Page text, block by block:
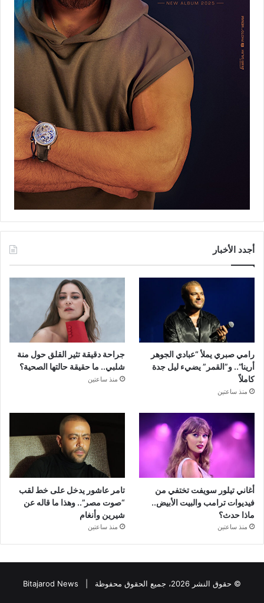
أجدد الأخبار
رامي صبري يملأ “عبادي الجوهر
أرينا”.. و”القمر” يضيء ليل جدة
كاملاً
منذ ساعتين
جراحة دقيقة تثير القلق حول منة
شلبي.. ما حقيقة حالتها الصحية؟
منذ ساعتين
أغاني تيلور سويفت تختفي من
فيديوات ترامب والبيت الأبيض..
ماذا حدث؟
منذ ساعتين
تامر عاشور يدخل على خط لقب
“صوت مصر”.. وهذا ما قاله عن
شيرين وأنغام
منذ ساعتين
© حقوق النشر 2026، جميع الحقوق محفوظة | Bitajarod News